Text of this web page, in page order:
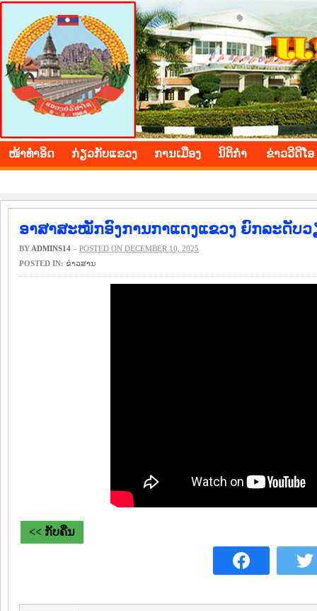
BOLIKHAMXAY PROVINCE
ໜ້າ​ທຳ​ອິດ ​ກ່ຽວ​ກັບ​ແຂວງ ​ການ​ເມືອງ ນິ​ຕິ​ກຳ ຂ່າວ​ວີ​ດີ​ໂອ
ອາສາສະໝັກອົງການກາແດງແຂວງ ຍົກລະດັບ
BY ADMINS14 – POSTED ON DECEMBER 10, 2025
POSTED IN: ​ຂ່າວ​ສານ
<< ກັບຄືນ